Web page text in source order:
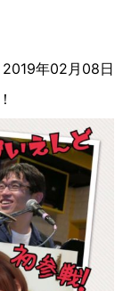
2019年02月08日